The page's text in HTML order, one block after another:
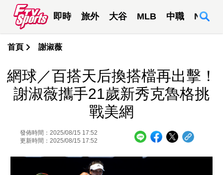
即時 旅外 大谷 MLB 中職 NBA
首頁 謝淑薇
網球／百搭天后換搭檔再出擊！
謝淑薇攜手21歲新秀克魯格挑
戰美網
發佈時間：2025/08/15 17:52
更新時間：2025/08/15 17:52